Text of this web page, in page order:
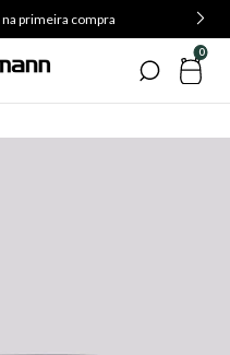
na primeira compra
0